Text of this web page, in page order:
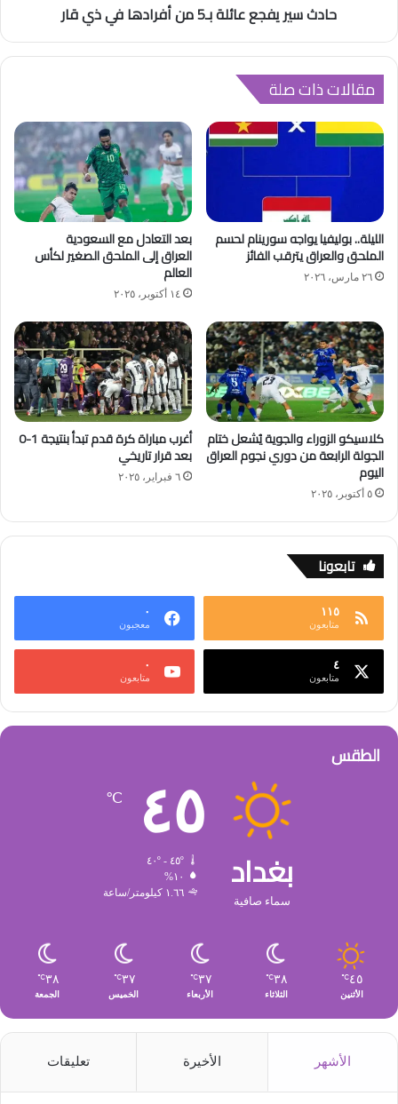
حادث سير يفجع عائلة بـ5 من أفرادها في ذي قار
مقالات ذات صلة
الليلة.. بوليفيا يواجه سورينام لحسم
الملحق والعراق يترقب الفائز
٢٦ مارس، ٢٠٢٦
بعد التعادل مع السعودية
العراق إلى الملحق الصغير لكأس
العالم
١٤ أكتوبر، ٢٠٢٥
كلاسيكو الزوراء والجوية يُشعل ختام
الجولة الرابعة من دوري نجوم العراق
اليوم
٥ أكتوبر، ٢٠٢٥
أغرب مباراة كرة قدم تبدأ بنتيجة 1-0
بعد قرار تاريخي
٦ فبراير، ٢٠٢٥
تابعونا
١١٥
متابعون
٠
معجبون
٤
متابعون
٠
متابعون
الطقس
بغداد
سماء صافية
٤٥ ℃
٤٥º - ٤٠º
١٠%
١.٦٦ كيلومتر/ساعة
٤٥℃
الأثنين
٣٨℃
الثلاثاء
٣٧℃
الأربعاء
٣٧℃
الخميس
٣٨℃
الجمعة
الأشهر الأخيرة تعليقات